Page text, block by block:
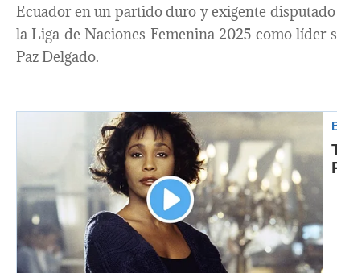
Ecuador en un partido duro y exigente
la Liga de Naciones Femenina 2025 como
Paz Delgado.